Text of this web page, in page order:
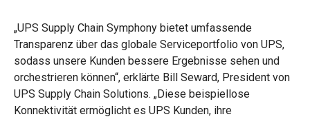
„UPS Supply Chain Symphony bietet umfassende
Transparenz über das globale Serviceportfolio von UPS,
sodass unsere Kunden bessere Ergebnisse sehen und
orchestrieren können“, erklärte Bill Seward, President von
UPS Supply Chain Solutions. „Diese beispiellose
Konnektivität ermöglicht es UPS Kunden, ihre